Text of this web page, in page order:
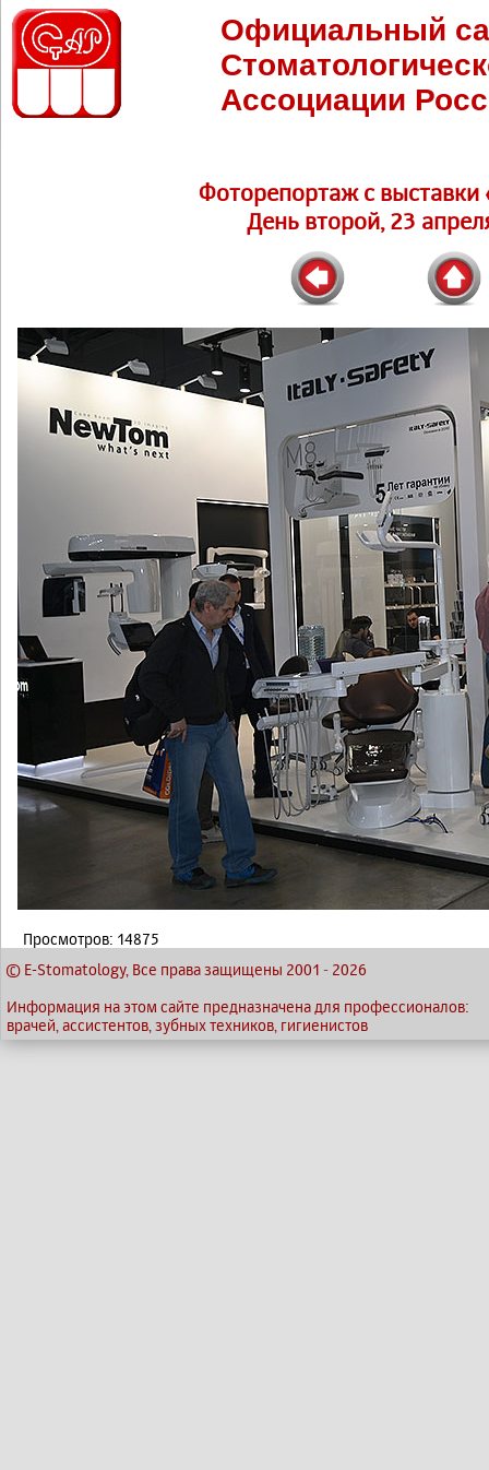
Официальный
Ассоциации
Фоторепортаж c выставки
День второй, 23
Просмотров: 14875
© E-Stomatology, Все права защищены 2001 - 2026
Информация на этом сайте предназначена для профессионалов:
врачей, ассистентов, зубных техников, гигиенистов